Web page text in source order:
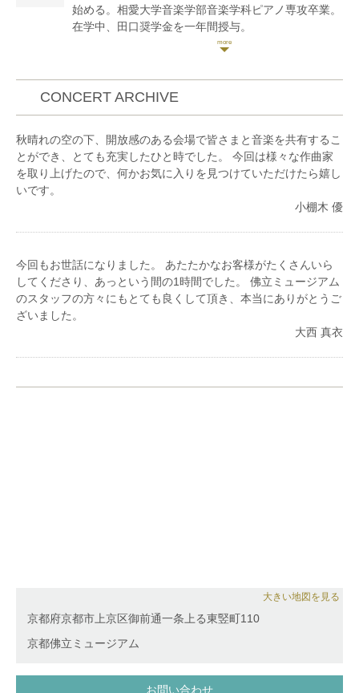
ルを開催。
現在は、ソロや室内楽、またプロオーケストラへの客
演などで関西を中心に活動している。
始める。相愛大学音楽学部音楽学科ピアノ専攻卒業。
在学中、田口奨学金を一年間授与。
ポーランドクラクフ室内管弦楽団とショパン作曲ピア
て、大阪4大オーケストラのコントラバス奏者と共
演。
コンクールで入賞。第16回長江杯国際音楽コンクール
優秀伴奏者賞受賞。
B.カバラ、K.ギェルジョド、練木繁夫、上田晴子の各
福井亜貴子、故柴田翠、故長谷川美穂子の各氏に師
に取り組み、多くの音楽家との共演を重ねる。Piano
Duo Stella(連弾・2台ピアノ)、Trio Iris(ピアノ三重奏)
各メンバー。
庁主催で大阪・住友生命いずみホールにて、Trio Iris
CONCERT ARCHIVE
秋晴れの空の下、開放感のある会場で皆さまと音楽を共有するこ
とができ、とても充実したひと時でした。 今回は様々な作曲家
を取り上げたので、何かお気に入りを見つけていただけたら嬉し
いです。
小棚木 優
今回もお世話になりました。 あたたかなお客様がたくさんいら
してくださり、あっという間の1時間でした。 佛立ミュージアム
のスタッフの方々にもとても良くして頂き、本当にありがとうご
ざいました。
大西 真衣
大きい地図を見る
京都府京都市上京区御前通一条上る東竪町110
京都佛立ミュージアム
お問い合わせ